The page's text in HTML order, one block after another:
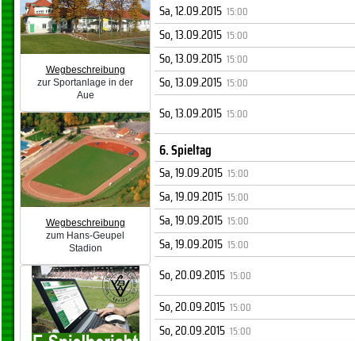
Wegbeschreibung
zur Sportanlage in der
Aue
Wegbeschreibung
zum Hans-Geupel
Stadion
Sa, 12.09.2015 15:00
So, 13.09.2015 15:00
So, 13.09.2015 15:00
So, 13.09.2015 15:00
So, 13.09.2015 15:00
6. Spieltag
Sa, 19.09.2015 15:00
Sa, 19.09.2015 15:00
Sa, 19.09.2015 15:00
Sa, 19.09.2015 15:00
So, 20.09.2015 15:00
So, 20.09.2015 15:00
So, 20.09.2015 15:00